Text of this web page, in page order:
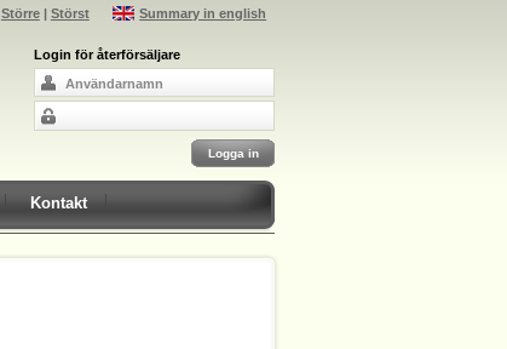
Summary in english
Större| Störst
Login för återförsäljare
Kontakt